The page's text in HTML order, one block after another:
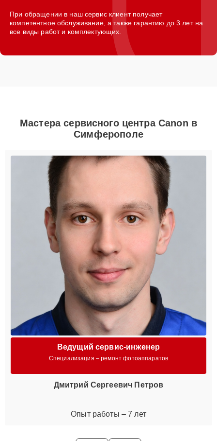
При обращении в наш сервис клиент получает
компетентное обслуживание, а также гарантию до 3 лет на
все виды работ и комплектующих.
Мастера сервисного центра Canon в
Симферополе
Ведущий сервис-инженер
Специализация – ремонт фотоаппаратов
Дмитрий Сергеевич Петров
Опыт работы – 7 лет